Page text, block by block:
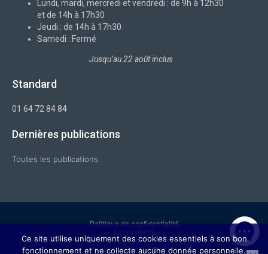
m
Lundi, mardi, mercredi et vendredi : de 9h à 12h30
et de 14h à 17h30
Jeudi : de 14h à 17h30
Samedi : Fermé
Jusqu’au 22 août inclus
Standard
01 64 72 84 84
Dernières publications
Toutes les publications
Politique de confidentialité
© Ville de Chelles ❤ 2026
Ce site utilise uniquement des cookies essentiels à son bon
fonctionnement et ne collecte aucune donnée personnelle.